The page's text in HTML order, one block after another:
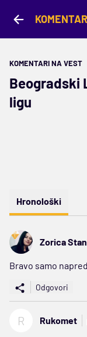
KOMENTARI NA VEST
Beogradski
ligu
Hronološki
Zorica
Bravo samo napred
Odgovori
R Rukomet